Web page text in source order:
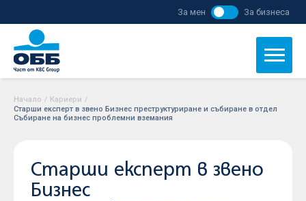
За мен За бизнеса
Начало / Кариери /
Старши експерт в звено Бизнес преструктуриране и събиране в отдел
Събиране на бизнес проблемни вземания
Старши експерт в звено
Бизнес